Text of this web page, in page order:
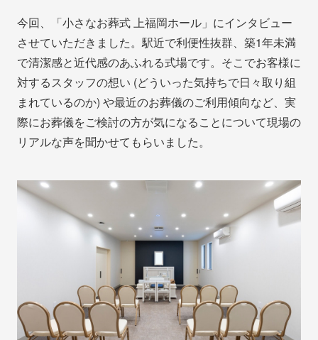
今回、「小さなお葬式 上福岡ホール」にインタビュー
させていただきました。駅近で利便性抜群、築1年未満
で清潔感と近代感のあふれる式場です。そこでお客様に
対するスタッフの想い (どういった気持ちで日々取り組
まれているのか) や最近のお葬儀のご利用傾向など、実
際にお葬儀をご検討の方が気になることについて現場の
リアルな声を聞かせてもらいました。